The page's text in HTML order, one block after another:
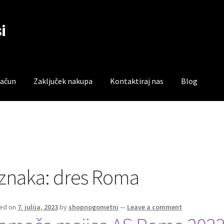
Zaključek nakupa Kontaktiraj nas Blog
dres Roma
on 7. julija, 2023by shopnogometni — Leave a comment